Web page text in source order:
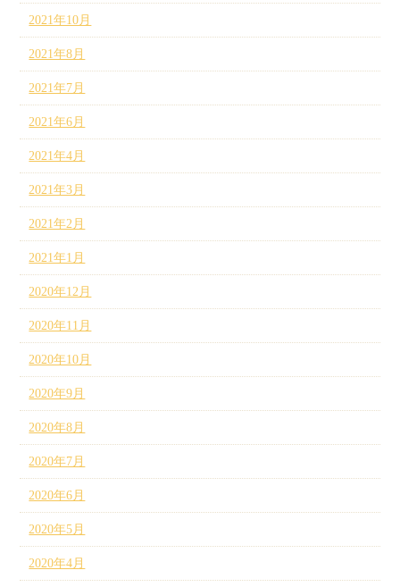
2021年10月
2021年8月
2021年7月
2021年6月
2021年4月
2021年3月
2021年2月
2021年1月
2020年12月
2020年11月
2020年10月
2020年9月
2020年8月
2020年7月
2020年6月
2020年5月
2020年4月